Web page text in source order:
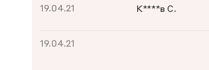
19.04.21 К****в С.
19.04.21